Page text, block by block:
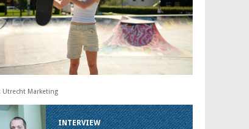
Utrecht Marketing
INTERVIEW